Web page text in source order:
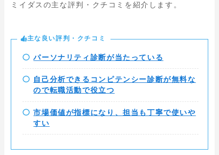
ミイダスの主な評判・クチコミを紹介します。
主な良い評判・クチコミ
パーソナリティ診断が当たっている
自己分析できるコンピテンシー診断が無料な
ので転職活動で役立つ
市場価値が指標になり、担当も丁寧で使いや
すい